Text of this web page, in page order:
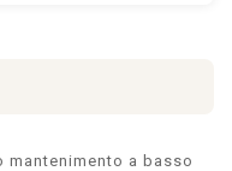
mantenimento a basso